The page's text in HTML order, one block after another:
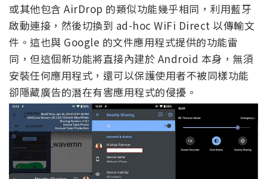
或其他包含 AirDrop 的類似功能幾乎相同，利用藍牙
啟動連接，然後切換到 ad-hoc WiFi Direct 以傳輸文
件。這也與 Google 的文件應用程式提供的功能雷
同，但這個新功能將直接內建於 Android 本身，無須
安裝任何應用程式，還可以保護使用者不被同樣功能
卻隱藏廣告的潛在有害應用程式的侵擾。